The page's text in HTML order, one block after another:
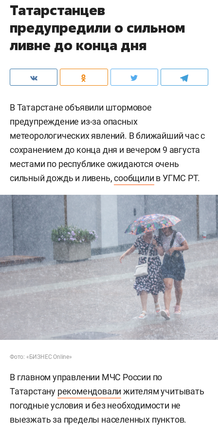
Татарстанцев
предупредили о сильном
ливне до конца дня
В Татарстане объявили штормовое
предупреждение из-за опасных
метеорологических явлений. В ближайший час с
сохранением до конца дня и вечером 9 августа
местами по республике ожидаются очень
сильный дождь и ливень,сообщили в УГМС РТ.
Фото: «БИЗНЕС Online»
В главном управлении МЧС России по
Татарстану рекомендовали жителям учитывать
погодные условия и без необходимости не
выезжать за пределы населенных пунктов.